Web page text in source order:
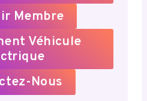
Membre
Véhicule
Nous